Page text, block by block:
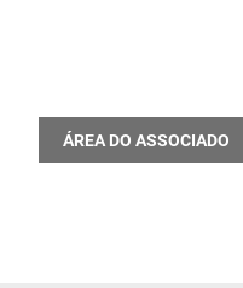
ÁREA DO ASSOCIADO